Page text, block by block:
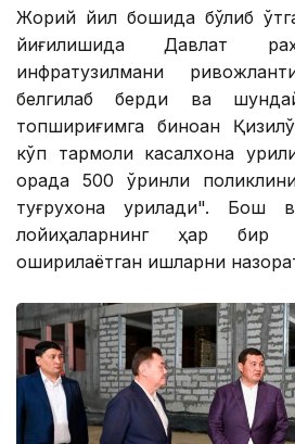
Жорий йил бошида бўлиб
йиғилишида Давлат
инфратузилмани
белгилаб берди ва
топшириғимга биноан
кўп тармоқли касалхона
орада 500 ўринли
туғруқхона қурилади".
лойиҳаларнинг ҳар бир
оширилаётган ишларни